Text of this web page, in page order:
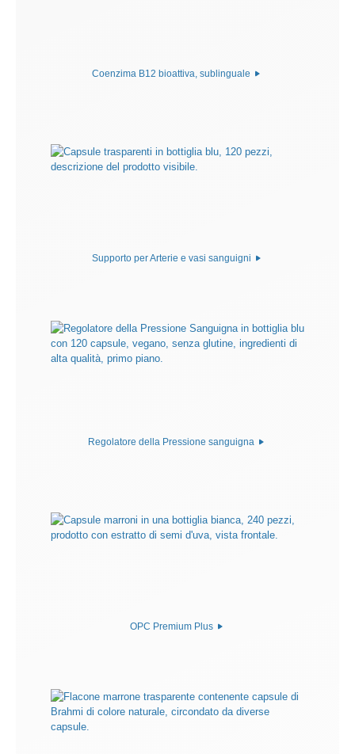
Coenzima B12 bioattiva, sublinguale
Supporto per Arterie e vasi sanguigni
Regolatore della Pressione sanguigna
OPC Premium Plus